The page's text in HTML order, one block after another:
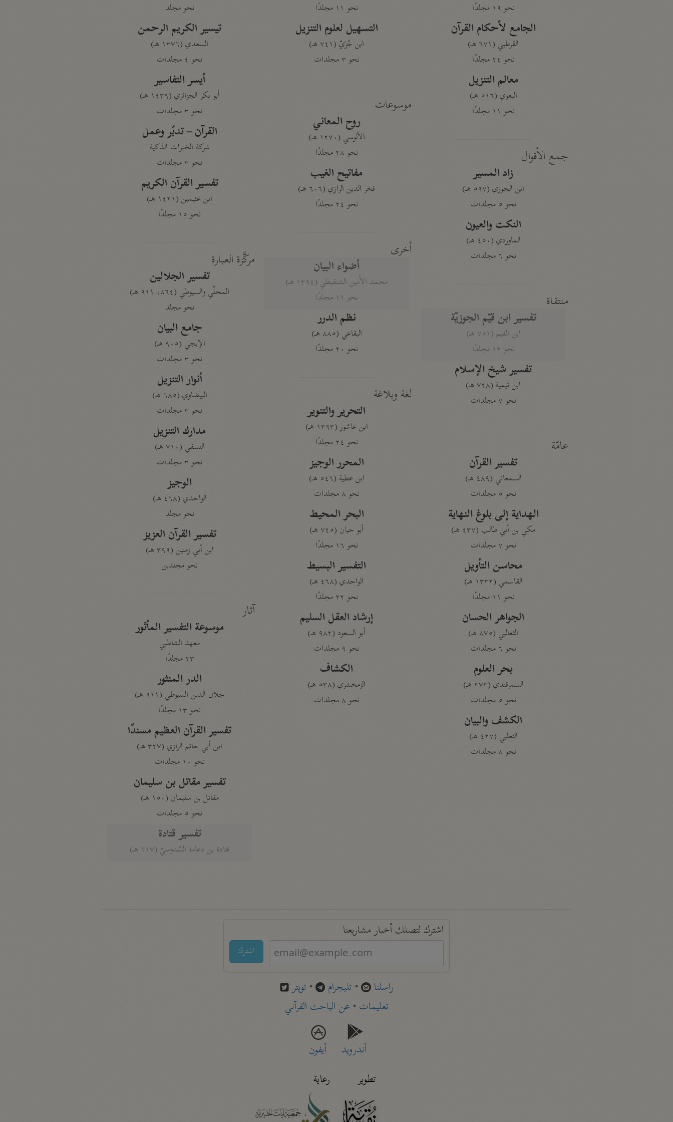
نحو ١٩ مجلدًا
الجامع لأحكام القرآن
القرطبي (٦٧١ هـ)
نحو ٢٤ مجلدًا
معالم التنزيل
البغوي (٥١٦ هـ)
نحو ١١ مجلدًا
جمع الأقوال
زاد المسير
ابن الجوزي (٥٩٧ هـ)
نحو ٥ مجلدات
النكت والعيون
الماوردي (٤٥٠ هـ)
نحو ٦ مجلدات
منتقاة
تفسير ابن قيّم الجوزيّة
ابن القيم (٧٥١ هـ)
نحو ١٢ مجلدًا
تفسير شيخ الإسلام
ابن تيمية (٧٢٨ هـ)
نحو ٧ مجلدات
عامّة
تفسير القرآن
السمعاني (٤٨٩ هـ)
نحو ٥ مجلدات
الهداية إلى بلوغ النهاية
مكي بن أبي طالب (٤٣٧ هـ)
نحو ٧ مجلدات
محاسن التأويل
القاسمي (١٣٣٢ هـ)
نحو ١١ مجلدًا
الجواهر الحسان
الثعالبي (٨٧٥ هـ)
نحو ٦ مجلدات
بحر العلوم
السمرقندي (٣٧٣ هـ)
نحو ٥ مجلدات
الكشف والبيان
الثعلبي (٤٢٧ هـ)
نحو ٨ مجلدات
نحو ١١ مجلدًا
التسهيل لعلوم التنزيل
ابن جُزَيّ (٧٤١ هـ)
نحو ٣ مجلدات
موسوعات
روح المعاني
الآلوسي (١٢٧٠ هـ)
نحو ٢٨ مجلدًا
مفاتيح الغيب
فخر الدين الرازي (٦٠٦ هـ)
نحو ٢٤ مجلدًا
أخرى
أضواء البيان
محمد الأمين الشنقيطي (١٣٩٤ هـ)
نحو ١١ مجلدًا
نظم الدرر
البقاعي (٨٨٥ هـ)
نحو ٢٠ مجلدًا
لغة وبلاغة
التحرير والتنوير
ابن عاشور (١٣٩٣ هـ)
نحو ٢٤ مجلدًا
المحرر الوجيز
ابن عطية (٥٤٦ هـ)
نحو ٨ مجلدات
البحر المحيط
أبو حيان (٧٤٥ هـ)
نحو ١٦ مجلدًا
التفسير البسيط
الواحدي (٤٦٨ هـ)
نحو ٢٢ مجلدًا
إرشاد العقل السليم
أبو السعود (٩٨٢ هـ)
نحو ٩ مجلدات
الكشاف
الزمخشري (٥٣٨ هـ)
نحو ٨ مجلدات
نحو مجلد
تيسير الكريم الرحمن
السعدي (١٣٧٦ هـ)
نحو ٤ مجلدات
أيسر التفاسير
أبو بكر الجزائري (١٤٣٩ هـ)
نحو ٣ مجلدات
القرآن – تدبّر وعمل
شركة الخبرات الذكية
نحو ٣ مجلدات
تفسير القرآن الكريم
ابن عثيمين (١٤٢١ هـ)
نحو ١٥ مجلدًا
مركَّزة العبارة
تفسير الجلالين
المحلّي والسيوطي (٨٦٤، ٩١١ هـ)
نحو مجلد
جامع البيان
الإيجي (٩٠٥ هـ)
نحو ٣ مجلدات
أنوار التنزيل
البيضاوي (٦٨٥ هـ)
نحو ٣ مجلدات
مدارك التنزيل
النسفي (٧١٠ هـ)
نحو ٣ مجلدات
الوجيز
الواحدي (٤٦٨ هـ)
نحو مجلد
تفسير القرآن العزيز
ابن أبي زمنين (٣٩٩ هـ)
نحو مجلدين
آثار
موسوعة التفسير المأثور
معهد الشاطبي
٢٣ مجلدًا
الدر المنثور
جلال الدين السيوطي (٩١١ هـ)
نحو ١٣ مجلدًا
تفسير القرآن العظيم مسندًا
ابن أبي حاتم الرازي (٣٢٧ هـ)
نحو ١٠ مجلدات
تفسير مقاتل بن سليمان
مقاتل بن سليمان (١٥٠ هـ)
نحو ٥ مجلدات
تفسير قتادة
قتادة بن دعامة السّدوسيّ (١١٧ هـ)
اشترك لتصلك أخبار مشاريعنا
اشترك
راسلنا • تليجرام • تويتر
تعليمات• عن الباحث القرآني
أندرويد
أيفون
تطوير
رعاية